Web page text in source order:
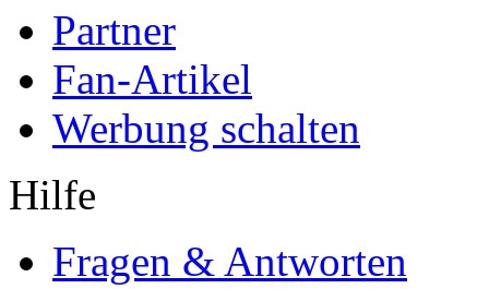
Partner
Fan-Artikel
Werbung schalten
Hilfe
Fragen & Antworten